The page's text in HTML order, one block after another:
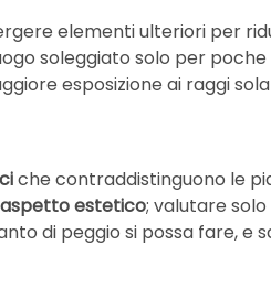
elementi ulteriori per
soleggiato solo per poche
esposizione ai raggi
che contraddistinguono le
aspetto estetico; valutare
di peggio si possa fare, e